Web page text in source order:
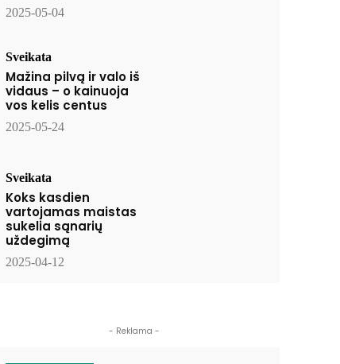
2025-05-04
Sveikata
Mažina pilvą ir valo iš
vidaus – o kainuoja
vos kelis centus
2025-05-24
Sveikata
Koks kasdien
vartojamas maistas
sukelia sąnarių
uždegimą
2025-04-12
- Reklama -